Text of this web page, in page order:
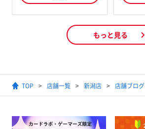
もっと見る
TOP 店舗一覧 新潟店 店舗ブログ